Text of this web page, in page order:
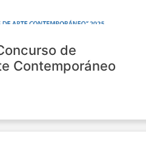
de
Contemporáneo